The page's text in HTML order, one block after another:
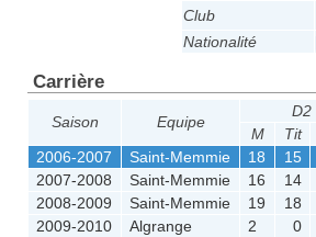
Club
Nationalité
Carrière
Saison Equipe
D2
M
Tit
2006-2007
Saint-Memmie 18 15
2007-2008
Saint-Memmie 16 14
2008-2009
Saint-Memmie 19 18
2009-2010
Algrange 2 0